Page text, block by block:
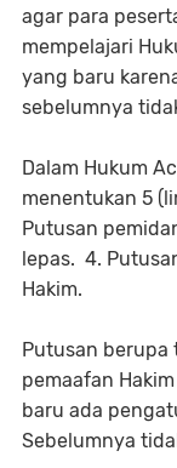
agar para
mempelajari
yang baru
sebelumnya
Dalam Hukum
menentukan 5
Putusan
lepas. 4.
Hakim.
Putusan berupa
pemaafan
baru ada
Sebelumnya